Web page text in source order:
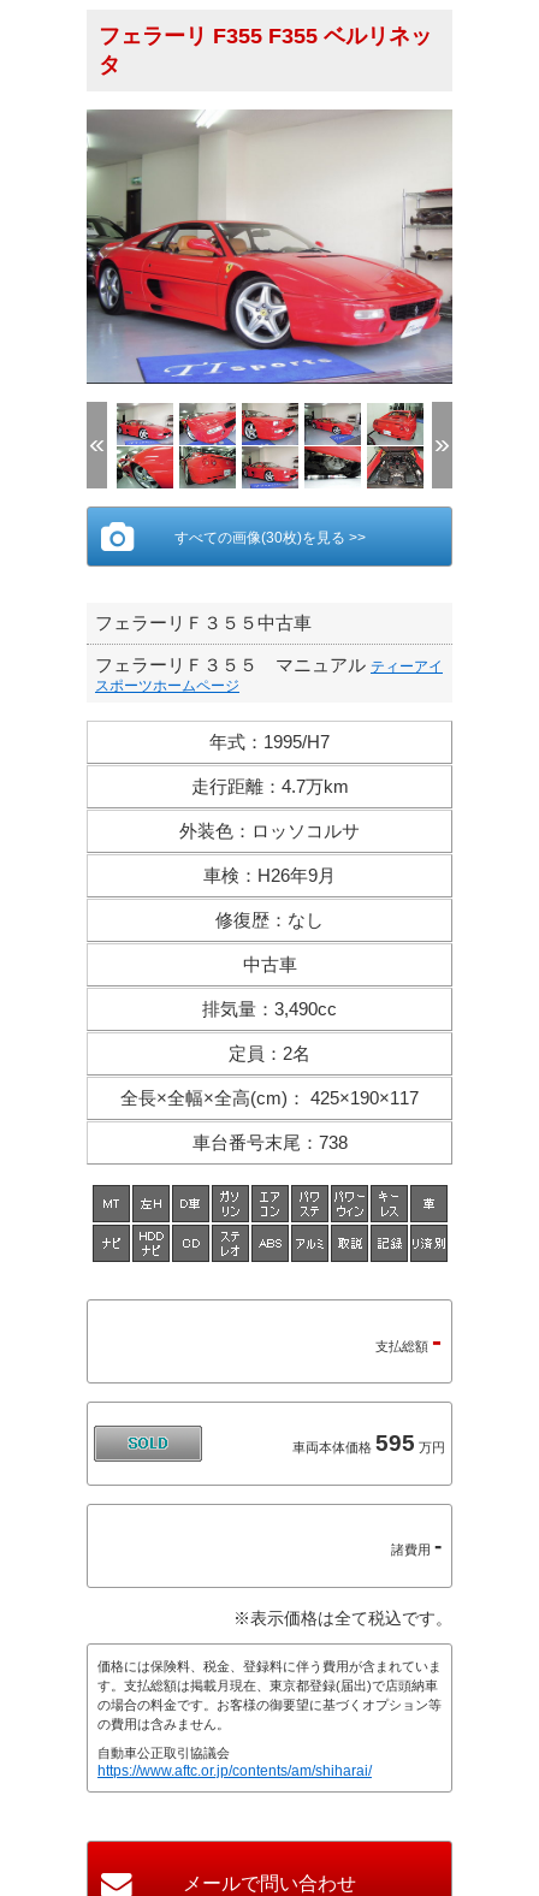
フェラーリ F355 F355 ベルリネッ
タ
(1/30)
すべての画像(30枚)を見る >>
フェラーリＦ３５５中古車
フェラーリＦ３５５ マニュアル ティーアイ
スポーツホームページ
年式 ： 1995/H7
走行距離： 4.7万km
外装色 ： ロッソコルサ
車検 ： H26年9月
修復歴 ： なし
中古車
排気量 ： 3,490cc
定員 ： 2名
全長×全幅×全高(cm) ： 425×190×117
車台番号末尾 ： 738
支払総額 -
車両本体価格 595 万円
諸費用 -
※表示価格は全て税込です。
価格には保険料、税金、登録料に伴う費用が含まれていま
す。支払総額は掲載月現在、東京都登録(届出)で店頭納車
の場合の料金です。お客様の御要望に基づくオプション等
の費用は含みません。
自動車公正取引協議会
https://www.aftc.or.jp/contents/am/shiharai/